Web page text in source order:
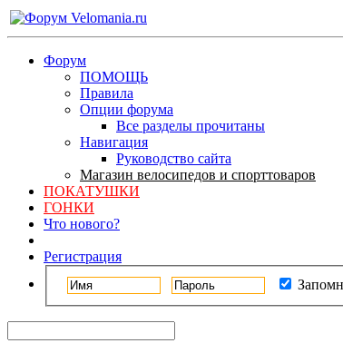
Форум
ПОМОЩЬ
Правила
Опции форума
Все разделы прочитаны
Навигация
Руководство сайта
Магазин велосипедов и спорттоваров
ПОКАТУШКИ
ГОНКИ
Что нового?
Регистрация